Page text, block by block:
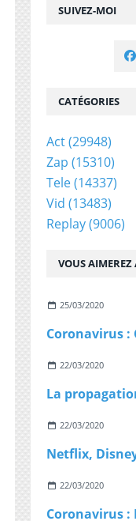
SUIVEZ-MOI
VOUS AIMEREZ
25/03/2020
22/03/2020
22/03/2020
22/03/2020
CATÉGORIES
Act(29948)
Zap (15310)
Tele(14337)
Vid (13483)
Replay(9006)